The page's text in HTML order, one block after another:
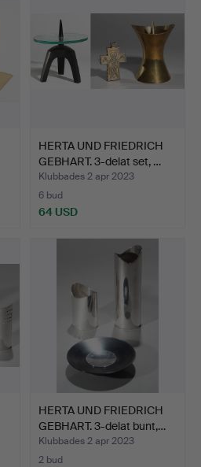
HERTA UND FRIEDRICH
GEBHART. 3-delat set, …
Klubbades 2 apr 2023
6 bud
64 USD
HERTA UND FRIEDRICH
GEBHART. 3-delat bunt,…
Klubbades 2 apr 2023
2 bud